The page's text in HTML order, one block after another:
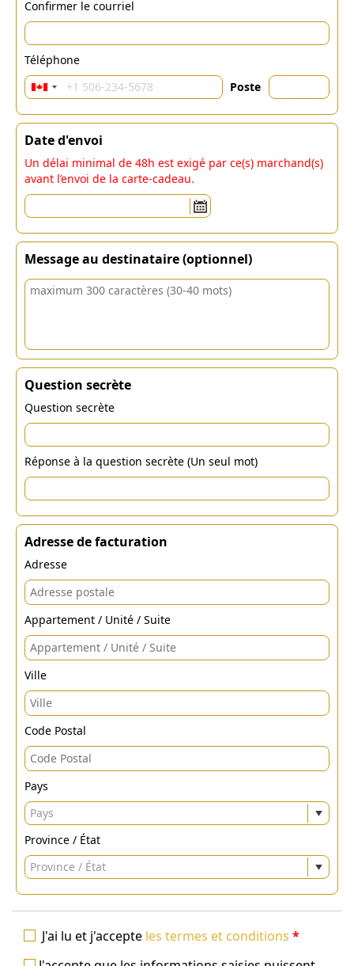
Confirmer le courriel
Téléphone
Poste
Date d'envoi
Un délai minimal de 48h est exigé par ce(s) marchand(s)
avant l’envoi de la carte-cadeau.
Message au destinataire (optionnel)
Question secrète
Question secrète
Réponse à la question secrète (Un seul mot)
Adresse de facturation
Adresse
Appartement / Unité / Suite
Ville
Code Postal
Pays
Pays
Province / État
Province / État
J'ai lu et j'accepte les termes et conditions *